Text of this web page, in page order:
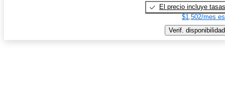
El precio incluye tasas
$1,502/mes
Verif. disponibilidad